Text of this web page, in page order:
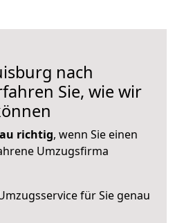
nach
Sie, wie wir
richtig, wenn Sie einen
Umzugsfirma
für Sie genau